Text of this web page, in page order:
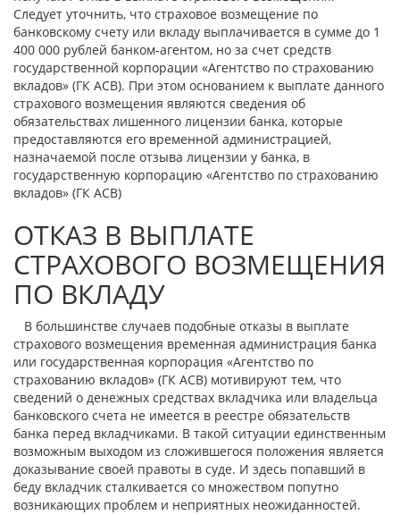
Следует уточнить, что страховое возмещение по
банковскому счету или вкладу выплачивается в сумме до 1
400 000 рублей банком-агентом, но за счет средств
государственной корпорации «Агентство по страхованию
вкладов» (ГК АСВ). При этом основанием к выплате данного
страхового возмещения являются сведения об
обязательствах лишенного лицензии банка, которые
предоставляются его временной администрацией,
назначаемой после отзыва лицензии у банка, в
государственную корпорацию «Агентство по страхованию
вкладов» (ГК АСВ)
ОТКАЗ В ВЫПЛАТЕ
СТРАХОВОГО ВОЗМЕЩЕНИЯ
ПО ВКЛАДУ
В большинстве случаев подобные отказы в выплате
страхового возмещения временная администрация банка
или государственная корпорация «Агентство по
страхованию вкладов» (ГК АСВ) мотивируют тем, что
сведений о денежных средствах вкладчика или владельца
банковского счета не имеется в реестре обязательств
банка перед вкладчиками. В такой ситуации единственным
возможным выходом из сложившегося положения является
доказывание своей правоты в суде. И здесь попавший в
беду вкладчик сталкивается со множеством попутно
возникающих проблем и неприятных неожиданностей.